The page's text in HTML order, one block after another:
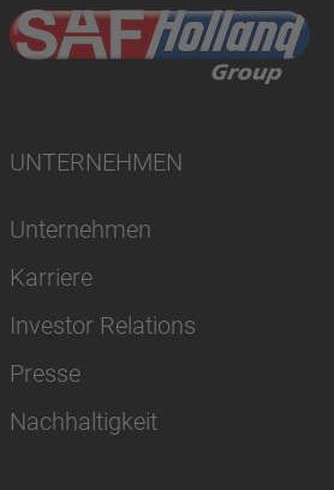
UNTERNEHMEN
Unternehmen
Karriere
Investor Relations
Presse
Nachhaltigkeit